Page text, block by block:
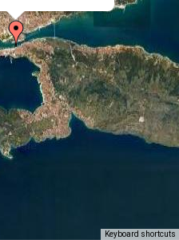
Keyboard shortcuts